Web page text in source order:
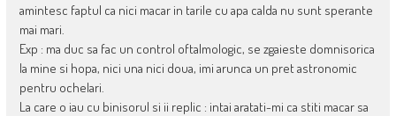
amintesc faptul ca nici macar in tarile cu apa calda nu sunt sperante
mai mari.
Exp : ma duc sa fac un control oftalmologic, se zgaieste domnisorica
la mine si hopa, nici una nici doua, imi arunca un pret astronomic
pentru ochelari.
La care o iau cu binisorul si ii replic : intai aratati-mi ca stiti macar sa